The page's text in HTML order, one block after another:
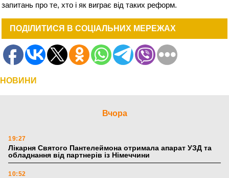
запитань про те, хто і як виграє від таких реформ.
ПОДІЛИТИСЯ В СОЦІАЛЬНИХ МЕРЕЖАХ
НОВИНИ
Вчора
19:27
Лікарня Святого Пантелеймона отримала апарат УЗД та
обладнання від партнерів із Німеччини
10:52